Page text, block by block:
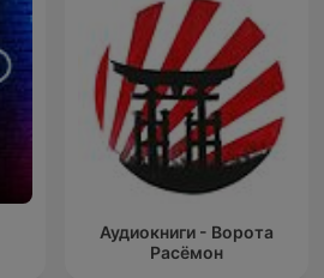
Аудиокниги - Ворота
Расёмон